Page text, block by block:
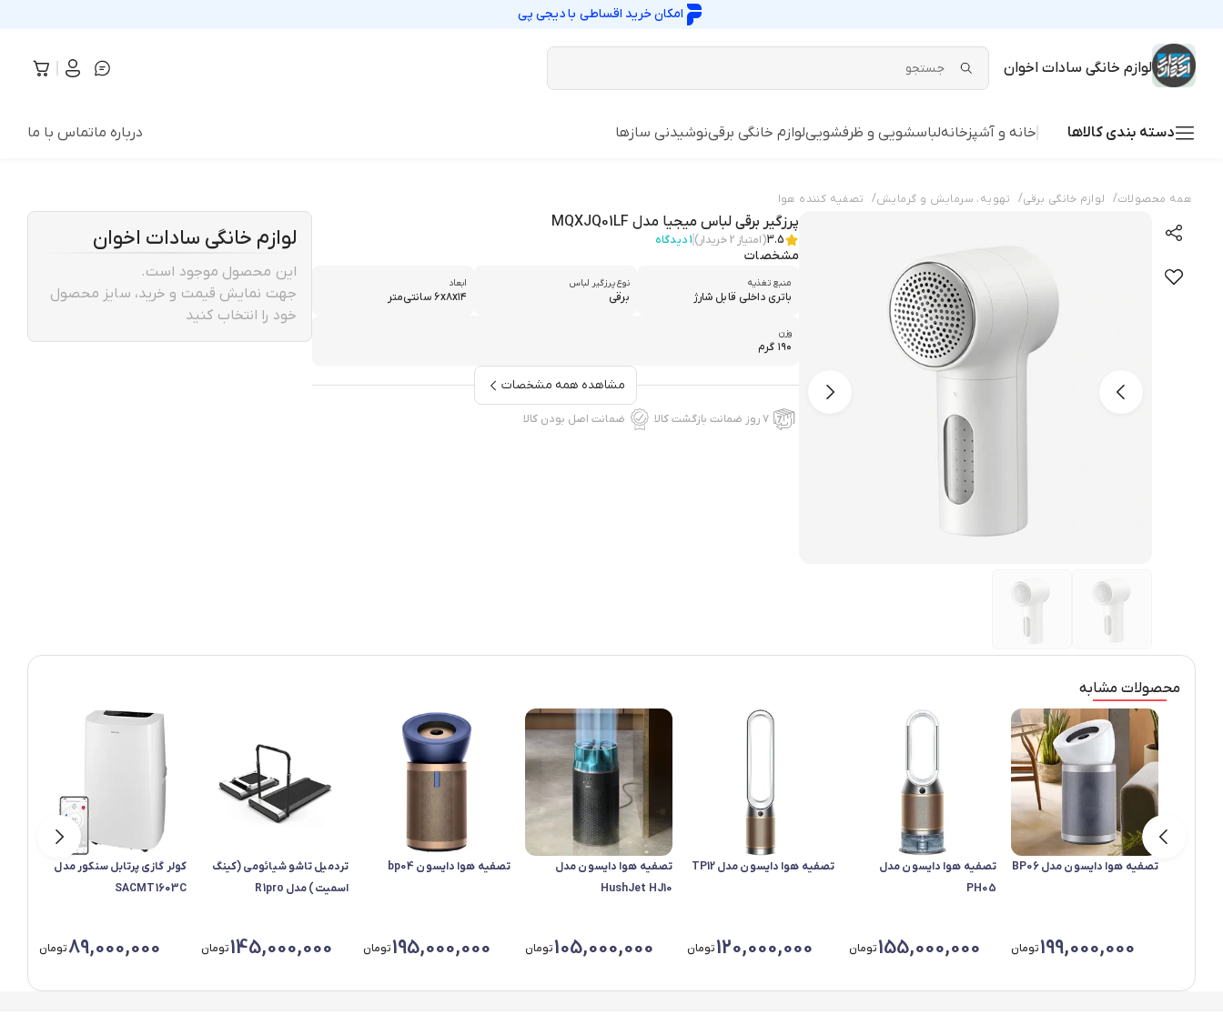
امکان خرید اقساطی بادیجی پی
لوازم خانگی سادات اخوان
دسته بندی کالاها خانه و آشپزخانهلباسشویی و ظرفشوییلوازم خانگی برقینوشیدنی سازها درباره ماتماس با ما
همه محصولات/ لوازم خانگی برقی/ تهویه، سرمایش و گرمایش/ تصفیه کننده هوا
پرزگیر برقی لباس میجیا مدل MQXJQ01LF
3.5(امتیاز2خریدار) 1دیدگاه
مشخصات
منبع تغذیه
باتری داخلی قابل شارژ
نوع پرزگیر لباس
برقی
ابعاد
۶x۸x۱۴ سانتی‌متر
وزن
۱۹۰ گرم
مشاهده همه مشخصات
۷ روز ضمانت بازگشت کالا ضمانت اصل بودن کالا
لوازم خانگی سادات اخوان
این محصول موجود است.
جهت نمایش قیمت و خرید، سایز محصول
خود را انتخاب کنید
محصولات مشابه
تصفیه هوا دایسون مدل BP06
199,000,000تومان
تصفیه هوا دایسون مدل
PH05
155,000,000تومان
تصفیه هوا دایسون مدل TP12
120,000,000تومان
تصفیه هوا دایسون مدل
HushJet HJ10
105,000,000تومان
تصفیه هوا دایسون bp04
195,000,000تومان
تردمیل تاشو شیائومی (کینگ
اسمیت) مدل R1pro
145,000,000تومان
کولر گازی پرتابل سنکور مدل
SACMT1603C
89,000,000تومان